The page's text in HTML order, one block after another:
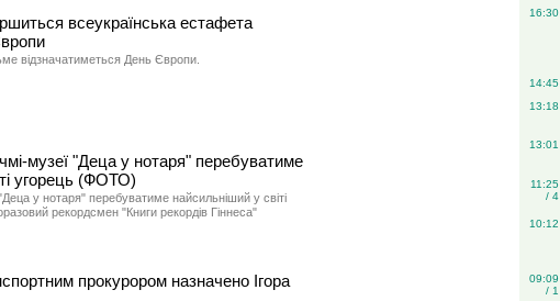
всеукраїнська естафета
відзначатиметься День Європи.
музеї "Деца у нотаря" перебуватиме
угорець (ФОТО)
у нотаря" перебуватиме найсильніший у світі
рекордсмен "Книги рекордів Гіннеса"
прокурором назначено Ігора
16:30
14:45
13:18
13:01
11:25
/ 4
10:12
09:09
/ 1